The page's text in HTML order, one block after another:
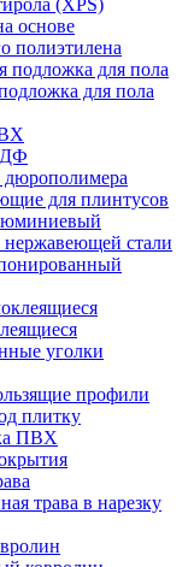
(XPS)
основе
полиэтилена
подложка для пола
для пола
дюрополимера
для плинтусов
стали
уголки
профили
плитку
ПВХ
трава в нарезку